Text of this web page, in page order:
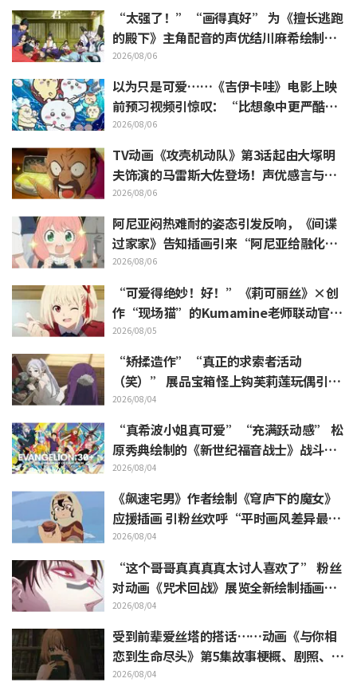
“太强了！”“画得真好” 为《擅长逃跑
的殿下》主角配音的声优结川麻希绘制的
第13话ED插画引发赞叹
2026/08/06
以为只是可爱……《吉伊卡哇》电影上映
前预习视频引惊叹：“比想象中更严酷”
“全是关于打工的话题”的反差感
2026/08/06
TV动画《攻壳机动队》第3话起由大塚明
夫饰演的马雷斯大佐登场！声优感言与片
尾插画公开
2026/08/06
阿尼亚闷热难耐的姿态引发反响，《间谍
过家家》告知插画引来“阿尼亚给融化
了”
2026/08/06
“可爱得绝妙！好！”《莉可丽丝》×创
作“现场猫”的Kumamine老师联动官宣
引发“好！”反响不断
2026/08/05
“矫揉造作”“真正的求索者活动
（笑）” 展品宝箱怪上钩芙莉莲玩偶引吐
槽如潮《葬送的芙莉莲》
2026/08/04
“真希波小姐真可爱”“充满跃动感” 松
原秀典绘制的《新世纪福音战士》战斗服
姿态三人美丽手稿公开引热议
2026/08/04
《飙速宅男》作者绘制《穹庐下的魔女》
应援插画 引粉丝欢呼“平时画风差异最大
的人画出来原来是这样”
2026/08/04
“这个哥哥真真真真太讨人喜欢了” 粉丝
对动画《咒术回战》展览全新绘制插画中
逼近虎杖悠仁的胀相感到狂喜
2026/08/04
受到前辈爱丝塔的搭话……动画《与你相
恋到生命尽头》第5集故事梗概、剧照、W
EB预告、剧集海报公开
2026/08/04